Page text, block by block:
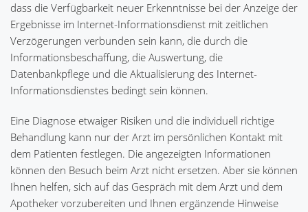
dass die Verfügbarkeit neuer Erkenntnisse bei der Anzeige der
Ergebnisse im Internet-Informationsdienst mit zeitlichen
Verzögerungen verbunden sein kann, die durch die
Informationsbeschaffung, die Auswertung, die
Datenbankpflege und die Aktualisierung des Internet-
Informationsdienstes bedingt sein können.
Eine Diagnose etwaiger Risiken und die individuell richtige
Behandlung kann nur der Arzt im persönlichen Kontakt mit
dem Patienten festlegen. Die angezeigten Informationen
können den Besuch beim Arzt nicht ersetzen. Aber sie können
Ihnen helfen, sich auf das Gespräch mit dem Arzt und dem
Apotheker vorzubereiten und Ihnen ergänzende Hinweise